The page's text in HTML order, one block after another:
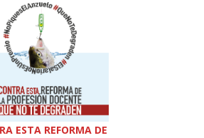
ESTA REFORMA DE